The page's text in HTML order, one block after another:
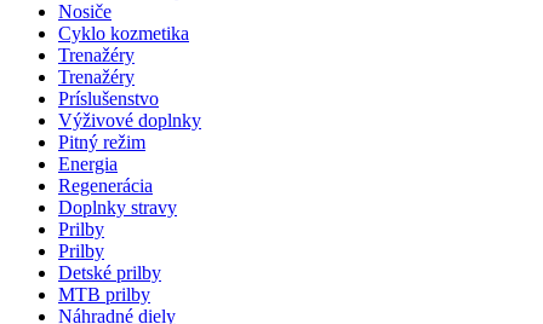
Nosiče
Cyklo kozmetika
Trenažéry
Trenažéry
Príslušenstvo
Výživové doplnky
Pitný režim
Energia
Regenerácia
Doplnky stravy
Prilby
Prilby
Detské prilby
MTB prilby
Náhradné diely